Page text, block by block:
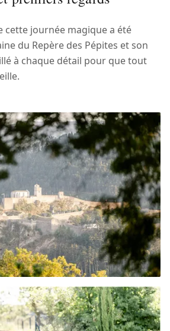
cette journée magique a été
du Repère des Pépites et son
à chaque détail pour que tout